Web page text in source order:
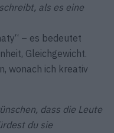
als es eine
– es bedeutet
Gleichgewicht.
wonach ich kreativ
dass die Leute
du sie